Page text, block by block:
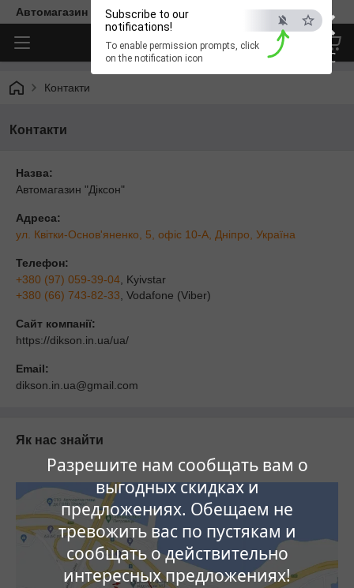
×
ESC
Разрешите нам сообщать вам о
выгодных скидках и
предложениях. Обещаем не
тревожить вас по пустякам и
сообщать о действительно
интересных предложениях!
Subscribe to our
notifications!
To enable permission prompts, click
on the notification icon
Автомагазин "Діксон"
Контакти
Контакти
Назва:
Автомагазин "Діксон"
Адреса:
ул. Квітки-Основ'яненко, 5, офіс 10-А, Дніпро, Україна
Телефон:
+380 (97) 059-39-04 , Kyivstar
+380 (66) 743-82-33 , Vodafone (Viber)
Сайт компанії:
https://dikson.in.ua/ua/
Email:
dikson.in.ua@gmail.com
Як нас знайти